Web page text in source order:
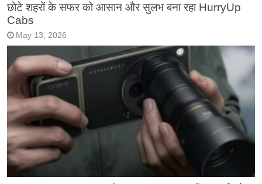
छोटे शहरों के सफर को आसान और सुलभ बना रहा HurryUp
Cabs
May 13, 2026